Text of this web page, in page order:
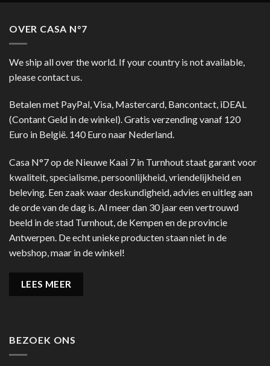
OVER CASA N°7
We ship all over the world. If your country is not available,
please contact us.
Betalen met PayPal, Visa, Mastercard, Bancontact, iDEAL
(Contant Geld in de winkel). Gratis verzending vanaf 120
Euro in België. 140 Euro naar Nederland.
Casa N°7 op de Nieuwe Kaai 7 in Turnhout staat garant voor
kwaliteit, specialisme, persoonlijkheid, vriendelijkheid en
beleving. Een zaak waar deskundigheid, advies en uitleg aan
de orde van de dag is. Al meer dan 30 jaar een vertrouwd
beeld in de stad Turnhout, de Kempen en de provincie
Antwerpen. De echt unieke producten staan niet in de
webshop, maar in de winkel!
LEES MEER
BEZOEK ONS